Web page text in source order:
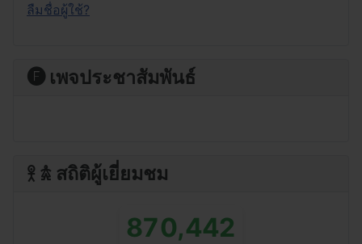
ลืมชื่อผู้ใช้?
🅕 เพจประชาสัมพันธ์
𖨆 𖠋 สถิติผู้เยี่ยมชม
870,442